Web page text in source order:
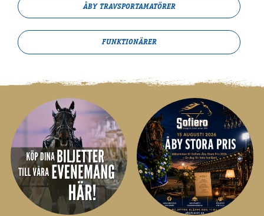
ÅBY TRAVSPORT­­AMATÖRER
FUNKTIONÄRER